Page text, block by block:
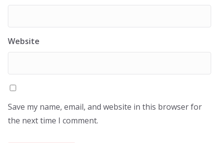
Website
Save my name, email, and website in this browser for
the next time I comment.